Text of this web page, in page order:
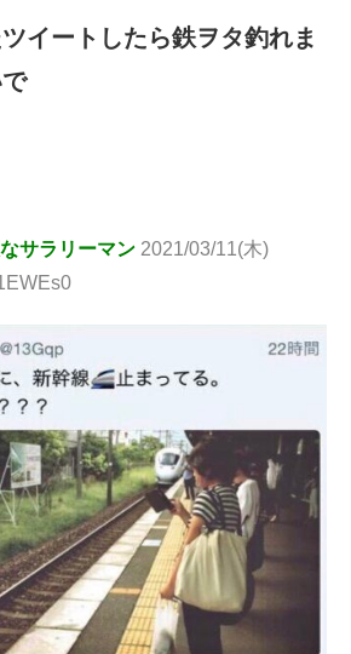
イートしたら鉄ヲタ釣れま
サラリーマン 2021/03/11(木)